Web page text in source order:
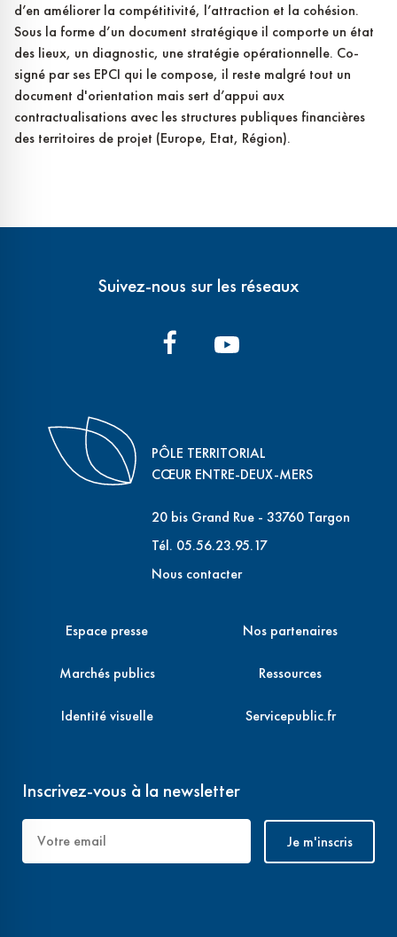
d’en améliorer la compétitivité, l’attraction et la cohésion.
Sous la forme d’un document stratégique il comporte un état
des lieux, un diagnostic, une stratégie opérationnelle. Co-
signé par ses EPCI qui le compose, il reste malgré tout un
document d'orientation mais sert d’appui aux
contractualisations avec les structures publiques financières
des territoires de projet (Europe, Etat, Région).
Suivez-nous sur les réseaux
PÔLE TERRITORIAL
CŒUR ENTRE-DEUX-MERS
20 bis Grand Rue - 33760 Targon
Tél. 05.56.23.95.17
Nous contacter
Espace presse
Marchés publics
Identité visuelle
Nos partenaires
Ressources
Servicepublic.fr
Inscrivez-vous à la newsletter